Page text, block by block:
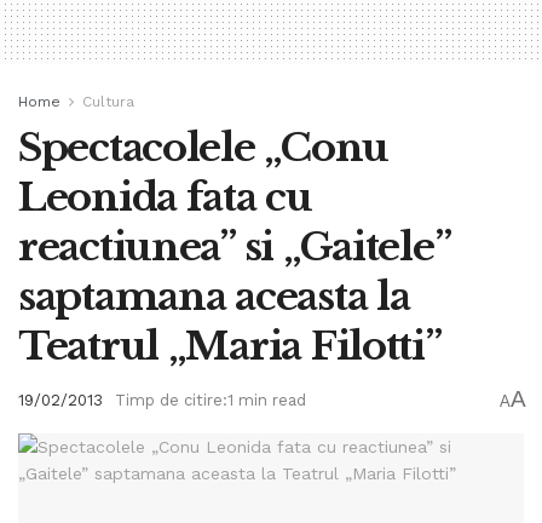
Home Cultura
Spectacolele „Conu
Leonida fata cu
reactiunea” si „Gaitele”
saptamana aceasta la
Teatrul „Maria Filotti”
19/02/2013 Timp de citire:1 min read AA